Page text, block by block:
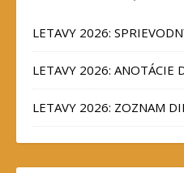
LETAVY 2026:
LETAVY 2026: ANOTÁCIE
LETAVY 2026: ZOZNAM